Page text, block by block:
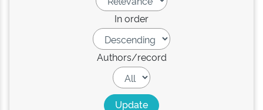
In order
Authors/record